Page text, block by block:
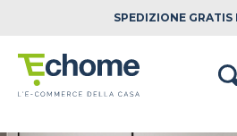
SPEDIZIONE